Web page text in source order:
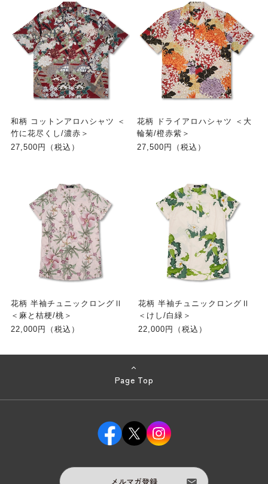
和柄 コットンアロハシャツ ＜
竹に花尽くし/濃赤＞
27,500円（税込）
花柄 ドライアロハシャツ ＜大
輪菊/橙赤紫＞
27,500円（税込）
花柄 半袖チュニックロングⅡ
＜麻と桔梗/桃＞
22,000円（税込）
花柄 半袖チュニックロングⅡ
＜けし/白緑＞
22,000円（税込）
Page Top
メルマガ登録